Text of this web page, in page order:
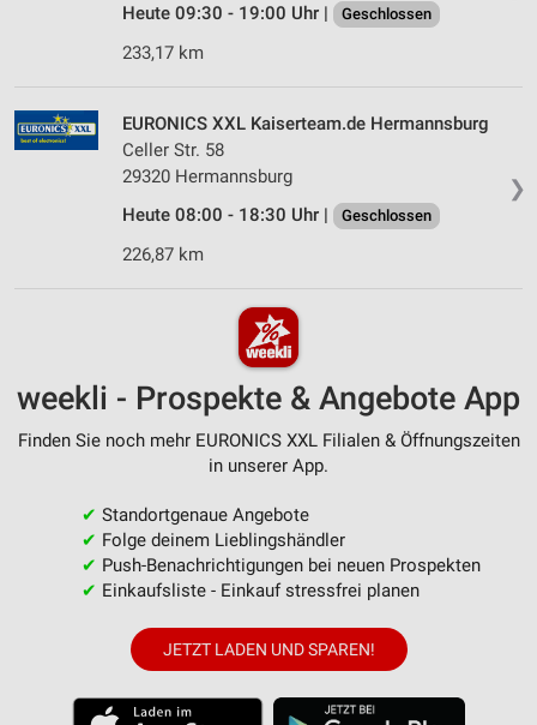
Heute 09:30 - 19:00 Uhr |
Geschlossen
233,17 km
❯
EURONICS XXL Kaiserteam.de Hermannsburg
Celler Str. 58
29320 Hermannsburg
Heute 08:00 - 18:30 Uhr |
Geschlossen
226,87 km
weekli - Prospekte & Angebote App
Finden Sie noch mehr EURONICS XXL Filialen & Öffnungszeiten
in unserer App.
✔ Standortgenaue Angebote
✔ Folge deinem Lieblingshändler
✔ Push-Benachrichtigungen bei neuen Prospekten
✔ Einkaufsliste - Einkauf stressfrei planen
JETZT LADEN UND SPAREN!